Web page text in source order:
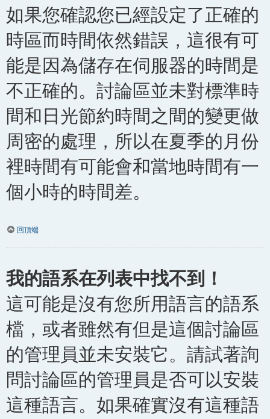
如果您確認您已經設定了正確的
時區而時間依然錯誤，這很有可
能是因為儲存在伺服器的時間是
不正確的。討論區並未對標準時
間和日光節約時間之間的變更做
周密的處理，所以在夏季的月份
裡時間有可能會和當地時間有一
個小時的時間差。
回頂端
我的語系在列表中找不到！
這可能是沒有您所用語言的語系
檔，或者雖然有但是這個討論區
的管理員並未安裝它。請試著詢
問討論區的管理員是否可以安裝
這種語言。如果確實沒有這種語